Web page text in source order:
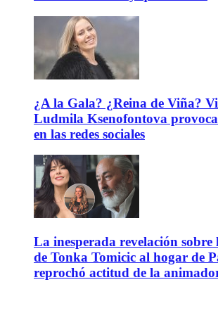
¿A la Gala? ¿Reina de Viña?
Ludmila Ksenofontova
en las redes sociales
La inesperada revelación sobre
de Tonka Tomicic al hogar de
reprochó actitud de la